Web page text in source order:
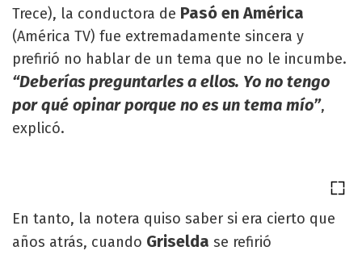
Trece), la conductora de Pasó en América
(América TV) fue extremadamente sincera y
prefirió no hablar de un tema que no le incumbe.
“Deberías preguntarles a ellos. Yo no tengo
por qué opinar porque no es un tema mío”,
explicó.
En tanto, la notera quiso saber si era cierto que
años atrás, cuando Griselda se refirió